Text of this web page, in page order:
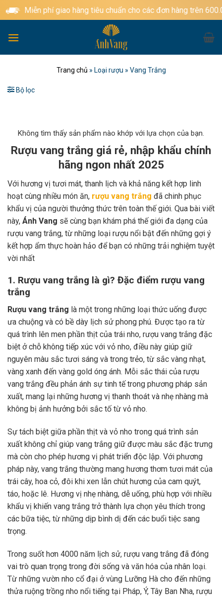
qua
dung
Miễn phí giao hàng tiêu chuẩn cho các đơn hàng trên
Trang chủ » Loại rượu » Vang Trắng
Bộ lọc
Không tìm thấy sản phẩm nào khớp với lựa chọn của bạn.
Rượu vang trắng giá rẻ, nhập khẩu chính
hãng ngon nhất 2025
Với hương vị tươi mát, thanh lịch và khả năng kết hợp linh
hoạt cùng nhiều món ăn, rượu vang trắng đã chinh phục
khẩu vị của người thưởng thức trên toàn thế giới. Qua bài viết
này, Ánh Vang sẽ cùng bạn khám phá thế giới đa dạng của
rượu vang trắng, từ những loại rượu nổi bật đến những gợi ý
kết hợp ẩm thực hoàn hảo để bạn có những trải nghiệm tuyệt
vời nhất
1. Rượu vang trắng là gì? Đặc điểm rượu vang
trắng
Rượu vang trắng là một trong những loại thức uống được
ưa chuộng và có bề dày lịch sử phong phú. Được tạo ra từ
quá trình lên men phần thịt của trái nho, rượu vang trắng đặc
biệt ở chỗ không tiếp xúc với vỏ nho, điều này giúp giữ
nguyên màu sắc tươi sáng và trong trẻo, từ sắc vàng nhạt,
vàng xanh đến vàng gold óng ánh. Mỗi sắc thái của rượu
vang trắng đều phản ánh sự tinh tế trong phương pháp sản
xuất, mang lại những hương vị thanh thoát và nhẹ nhàng mà
không bị ảnh hưởng bởi sắc tố từ vỏ nho.
Sự tách biệt giữa phần thịt và vỏ nho trong quá trình sản
xuất không chỉ giúp vang trắng giữ được màu sắc đặc trưng
mà còn cho phép hương vị phát triển độc lập. Với phương
pháp này, vang trắng thường mang hương thơm tươi mát của
trái cây, hoa cỏ, đôi khi xen lẫn chút hương của cam quýt,
táo, hoặc lê. Hương vị nhẹ nhàng, dễ uống, phù hợp với nhiều
khẩu vị khiến vang trắng trở thành lựa chọn yêu thích trong
các bữa tiệc, từ những dịp bình dị đến các buổi tiệc sang
trọng.
Trong suốt hơn 4000 năm lịch sử, rượu vang trắng đã đóng
vai trò quan trọng trong đời sống và văn hóa của nhân loại.
Từ những vườn nho cổ đại ở vùng Lưỡng Hà cho đến những
thửa ruộng trồng nho nổi tiếng tại Pháp, Ý, Tây Ban Nha, rượu